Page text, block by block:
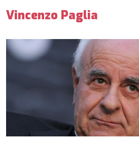
Vincenzo Paglia